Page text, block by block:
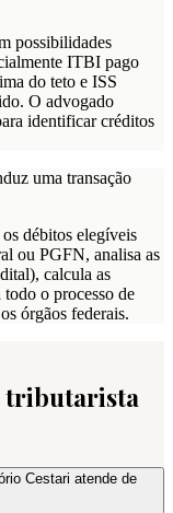
possibilidades
ITBI pago
do teto e ISS
O advogado
identificar créditos
uma transação
débitos elegíveis
ou PGFN, analisa as
calcula as
o processo de
órgãos federais.
tributarista
Cestari atende de